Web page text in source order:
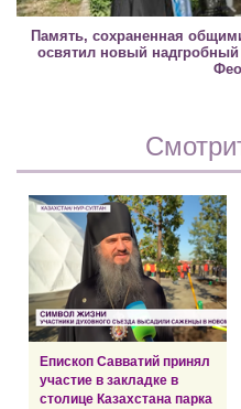
Память, сохраненная
освятил новый надгробный
Епископ Савватий принял
участие в закладке в
столице Казахстана парка